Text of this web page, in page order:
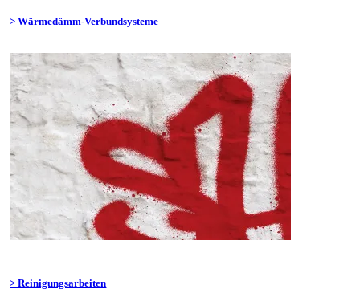
> Wärmedämm-Verbundsysteme
> Reinigungsarbeiten